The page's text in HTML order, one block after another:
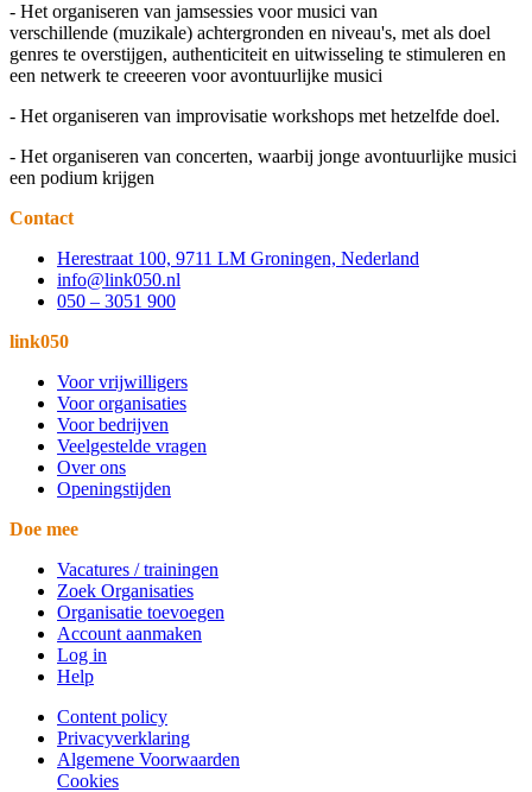
- Het organiseren van jamsessies voor musici van
verschillende (muzikale) achtergronden en niveau's, met als doel
genres te overstijgen, authenticiteit en uitwisseling te stimuleren en
een netwerk te creeeren voor avontuurlijke musici
- Het organiseren van improvisatie workshops met hetzelfde doel.
- Het organiseren van concerten, waarbij jonge avontuurlijke musici
een podium krijgen
Contact
Herestraat 100, 9711 LM Groningen, Nederland
info@link050.nl
050 – 3051 900
link050
Voor vrijwilligers
Voor organisaties
Voor bedrijven
Veelgestelde vragen
Over ons
Openingstijden
Doe mee
Vacatures / trainingen
Zoek Organisaties
Organisatie toevoegen
Account aanmaken
Log in
Help
Content policy
Privacyverklaring
Algemene Voorwaarden
Cookies